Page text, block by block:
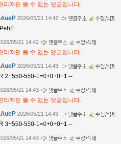
리자만 볼 수 있는 댓글입니다.
2026/05/21 14:42
05/21 14:42
리자만 볼 수 있는 댓글입니다.
2026/05/21 14:43
2+550-550-1=0+0+0+1 --
05/21 14:43
리자만 볼 수 있는 댓글입니다.
2026/05/21 14:43
3+550-550-1=0+0+0+1 --
05/21 14:43